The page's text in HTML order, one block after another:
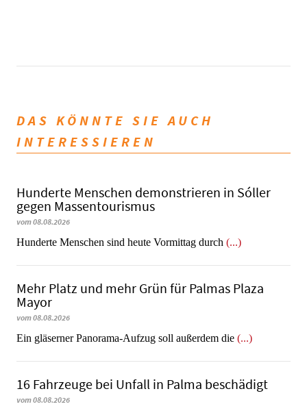
DAS KÖNNTE SIE AUCH
INTERESSIEREN
Hunderte Menschen demonstrieren in Sóller
gegen Massentourismus
vom 08.08.2026
Hunderte Menschen sind heute Vormittag durch (...)
Mehr Platz und mehr Grün für Palmas Plaza
Mayor
vom 08.08.2026
Ein gläserner Panorama-Aufzug soll außerdem die (...)
16 Fahrzeuge bei Unfall in Palma beschädigt
vom 08.08.2026